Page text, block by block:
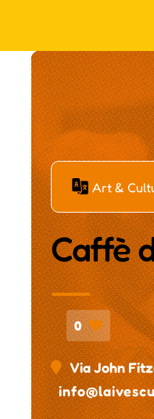
Ć Art &
Caffè
0
Via John